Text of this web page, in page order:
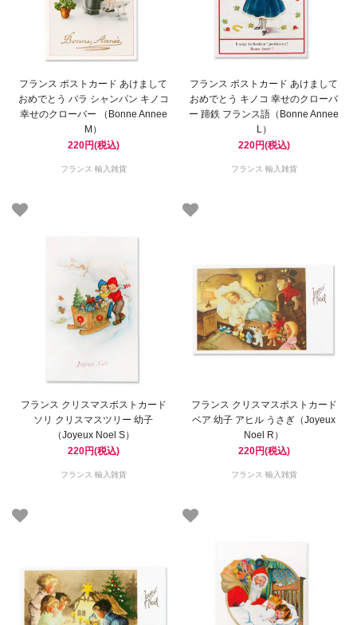
フランス ポストカード あけまして
おめでとう バラ シャンパン キノコ
幸せのクローバー （Bonne Annee
M）
220円(税込)
フランス 輸入雑貨
フランス ポストカード あけまして
おめでとう キノコ 幸せのクローバ
ー 蹄鉄 フランス語（Bonne Annee
L）
220円(税込)
フランス 輸入雑貨
フランス クリスマスポストカード
ソリ クリスマスツリー 幼子
（Joyeux Noel S）
220円(税込)
フランス 輸入雑貨
フランス クリスマスポストカード
ベア 幼子 アヒル うさぎ（Joyeux
Noel R）
220円(税込)
フランス 輸入雑貨